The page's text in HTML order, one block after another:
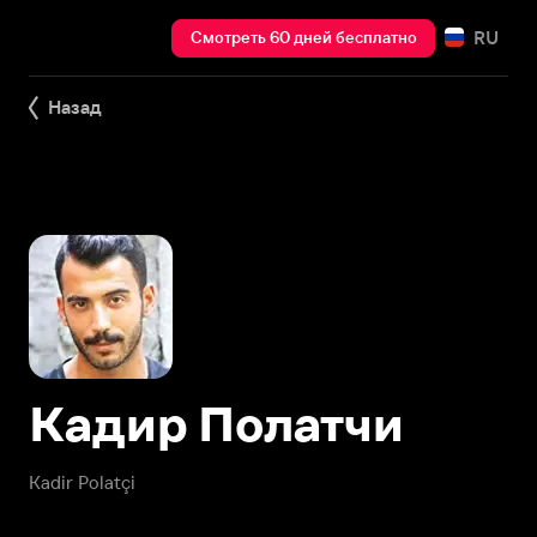
Смотреть 60 дней бесплатно RU
Назад
Kadir Polatçi
Кадир Полатчи